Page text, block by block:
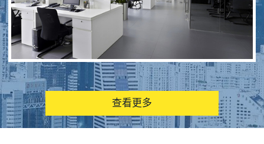
图书馆RFID电子标签管理系统
查看更多